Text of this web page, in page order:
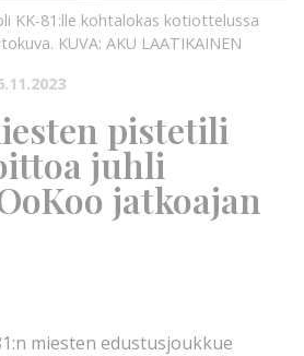
KK-81:lle kohtalokas kotiottelussa
KUVA: AKU LAATIKAINEN
pistetili
juhli
jatkoajan
miesten edustusjoukkue